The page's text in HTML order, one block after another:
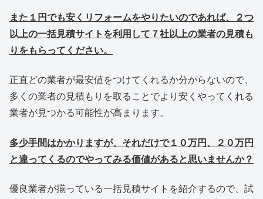
また１円でも安くリフォームをやりたいのであれば、２つ
以上の一括見積サイトを利用して７社以上の業者の見積も
りをもらってください。
正直どの業者が最安値をつけてくれるか分からないので、
多くの業者の見積もりを取ることでより安くやってくれる
業者が見つかる可能性が高まります。
多少手間はかかりますが、それだけで１０万円、２０万円
と違ってくるのでやってみる価値があると思いませんか？
優良業者が揃っている一括見積サイトを紹介するので、試